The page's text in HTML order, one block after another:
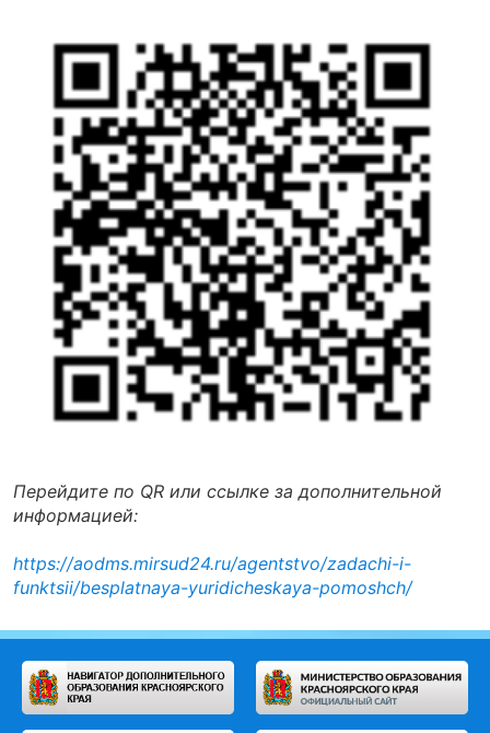
Перейдите по QR или ссылке за дополнительной
информацией:
https://aodms.mirsud24.ru/agentstvo/zadachi-i-
funktsii/besplatnaya-yuridicheskaya-pomoshch/